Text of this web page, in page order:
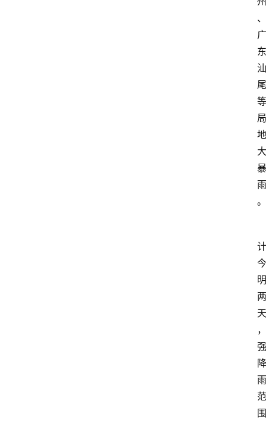
、
广
东
汕
尾
等
局
地
大
暴
雨
。
计
今
明
两
天
，
强
降
雨
范
围